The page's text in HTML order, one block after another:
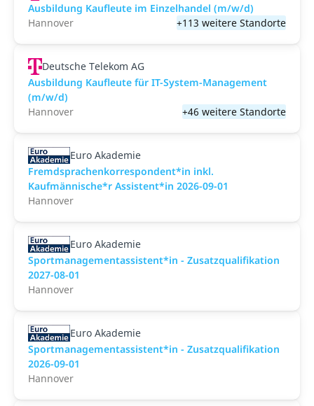
Ausbildung Kaufleute im Einzelhandel (m/w/d)
Hannover
+113 weitere Standorte
Deutsche Telekom AG
Ausbildung Kaufleute für IT-System-Management
(m/w/d)
Hannover
+46 weitere Standorte
Euro Akademie
Fremdsprachenkorrespondent*in inkl.
Kaufmännische*r Assistent*in 2026-09-01
Hannover
Euro Akademie
Sportmanagementassistent*in - Zusatzqualifikation
2027-08-01
Hannover
Euro Akademie
Sportmanagementassistent*in - Zusatzqualifikation
2026-09-01
Hannover